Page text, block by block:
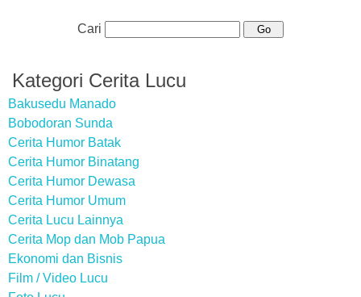
Cari
Kategori Cerita Lucu
Bakusedu Manado
Bobodoran Sunda
Cerita Humor Batak
Cerita Humor Binatang
Cerita Humor Dewasa
Cerita Humor Umum
Cerita Lucu Lainnya
Cerita Mop dan Mob Papua
Ekonomi dan Bisnis
Film / Video Lucu